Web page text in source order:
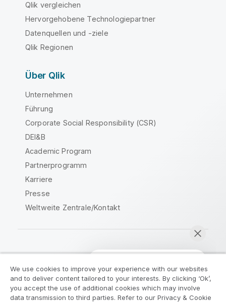
Qlik vergleichen
Hervorgehobene Technologiepartner
Datenquellen und -ziele
Qlik Regionen
Über Qlik
Unternehmen
Führung
Corporate Social Responsibility (CSR)
DEI&B
Academic Program
Partnerprogramm
Karriere
Presse
Weltweite Zentrale/Kontakt
Rechtliche Vereinbarungen
Produktbedingungen
Legal Policies
We use cookies to improve your experience with our websites
and to deliver content tailored to your interests. By clicking ‘Ok’,
you accept the use of additional cookies which may involve
data transmission to third parties. Refer to our Privacy & Cookie